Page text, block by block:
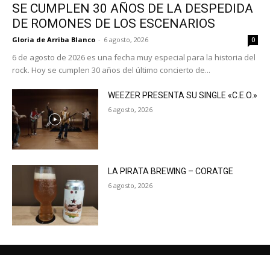
SE CUMPLEN 30 AÑOS DE LA DESPEDIDA
DE ROMONES DE LOS ESCENARIOS
Gloria de Arriba Blanco - 6 agosto, 2026 0
6 de agosto de 2026 es una fecha muy especial para la historia del
rock. Hoy se cumplen 30 años del último concierto de...
WEEZER PRESENTA SU SINGLE «C.E.O.»
6 agosto, 2026
LA PIRATA BREWING – CORATGE
6 agosto, 2026